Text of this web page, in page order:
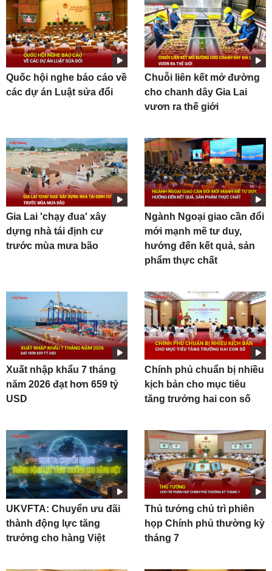
Quốc hội nghe báo cáo về
các dự án Luật sửa đổi
Chuỗi liên kết mở đường
cho chanh dây Gia Lai
vươn ra thế giới
Gia Lai 'chạy đua' xây
dựng nhà tái định cư
trước mùa mưa bão
Ngành Ngoại giao cần đổi
mới mạnh mẽ tư duy,
hướng đến kết quả, sản
phẩm thực chất
Xuất nhập khẩu 7 tháng
năm 2026 đạt hơn 659 tỷ
USD
Chính phủ chuẩn bị nhiều
kịch bản cho mục tiêu
tăng trưởng hai con số
UKVFTA: Chuyển ưu đãi
thành động lực tăng
trưởng cho hàng Việt
Thủ tướng chủ trì phiên
họp Chính phủ thường kỳ
tháng 7